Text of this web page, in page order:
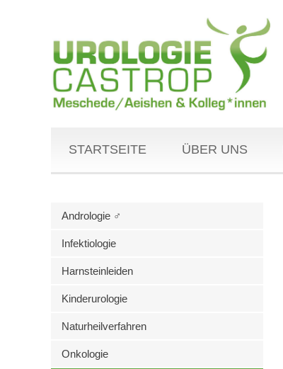
STARTSEITE ÜBER UNS
Andrologie ♂
Infektiologie
Harnsteinleiden
Kinderurologie
Naturheilverfahren
Onkologie